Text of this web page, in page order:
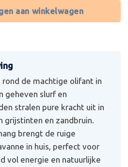
aan winkelwagen
rond de machtige olifant in
geheven slurf en
stralen pure kracht uit in
grijstinten en zandbruin.
brengt de ruige
in huis, perfect voor
vol energie en natuurlijke